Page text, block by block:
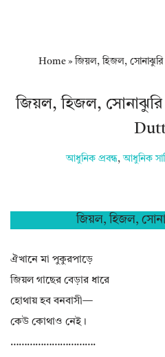
Home »জিয়ল, হিজল,
জিয়ল, হিজল,
আধুনিক প্রবন্ধ, আধুনিক
জিয়ল, হিজল,
ঐখানে মা পুকুরপাড়ে
জিয়ল গাছের বেড়ার ধারে
হোথায় হব বনবাসী—
কেউ কোথাও নেই।
………………………….